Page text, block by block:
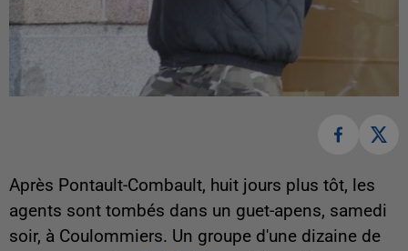
Après Pontault-Combault, huit jours plus tôt, les
agents sont tombés dans un guet-apens, samedi
soir, à Coulommiers. Un groupe d'une dizaine de